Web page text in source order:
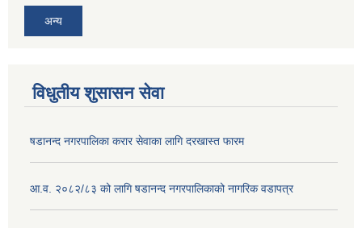
अन्य
विधुतीय शुसासन सेवा
षडानन्द नगरपालिका करार सेवाका लागि दरखास्त फारम
आ.व. २०८२/८३ को लागि षडानन्द नगरपालिकाको नागरिक वडापत्र